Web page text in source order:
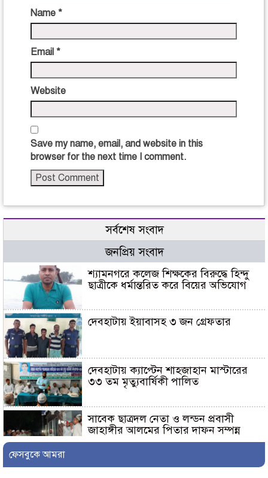
Name *
Email *
Website
Save my name, email, and website in this
browser for the next time I comment.
সর্বশেষ সংবাদ
জনপ্রিয় সংবাদ
শ্যামনগরে কলেজ শিক্ষকের বিরুদ্ধে হিন্দু
ছাত্রীকে ধর্মান্তরিত করে বিয়ের অভিযোগ
দেবহাটায় ইয়াবাসহ ৩ জন গ্রেফতার
দেবহাটায় ক্যাপ্টেন শাহজাহান মাস্টারের
৩৩ তম মৃত্যুবার্ষিকী পালিত
সাবেক ছাত্রদল নেতা ও লন্ডন প্রবাসী
জাহাঙ্গীর আলমের পিতার দাফন সম্পন্ন
শ্যামনগরে ফেসবুকে ছড়ানো ভিডিওকে
ফেসবুকে আমরা